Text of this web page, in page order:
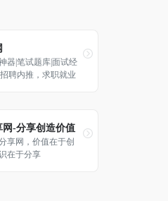
器|笔试题库|面试经
聘内推，求职就业
网-分享创造价值
享网，价值在于创
在于分享